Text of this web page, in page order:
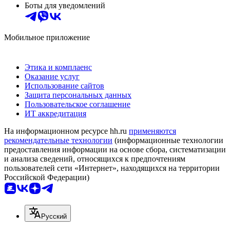
Боты для уведомлений
Мобильное приложение
Этика и комплаенс
Оказание услуг
Использование сайтов
Защита персональных данных
Пользовательское соглашение
ИТ аккредитация
На информационном ресурсе hh.ru применяются
рекомендательные технологии (информационные технологии
предоставления информации на основе сбора, систематизации
и анализа сведений, относящихся к предпочтениям
пользователей сети «Интернет», находящихся на территории
Российской Федерации)
Русский